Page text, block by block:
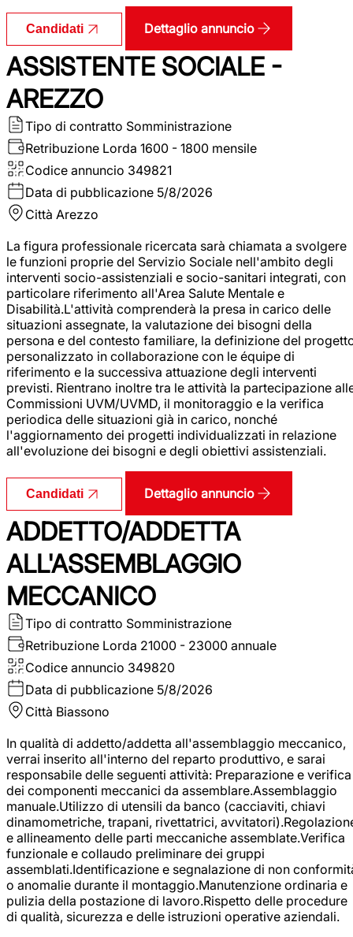
Candidati Dettaglio annuncio
ASSISTENTE SOCIALE -
AREZZO
Tipo di contratto Somministrazione
Retribuzione Lorda 1600 - 1800 mensile
Codice annuncio 349821
Data di pubblicazione 5/8/2026
Città Arezzo
La figura professionale ricercata sarà chiamata a svolgere
le funzioni proprie del Servizio Sociale nell'ambito degli
interventi socio-assistenziali e socio-sanitari integrati, con
particolare riferimento all'Area Salute Mentale e
Disabilità.L'attività comprenderà la presa in carico delle
situazioni assegnate, la valutazione dei bisogni della
persona e del contesto familiare, la definizione del
personalizzato in collaborazione con le équipe di
riferimento e la successiva attuazione degli interventi
previsti. Rientrano inoltre tra le attività la partecipazione
Commissioni UVM/UVMD, il monitoraggio e la verifica
periodica delle situazioni già in carico, nonché
l'aggiornamento dei progetti individualizzati in relazione
all'evoluzione dei bisogni e degli obiettivi assistenziali.
Candidati Dettaglio annuncio
ADDETTO/ADDETTA
ALL'ASSEMBLAGGIO
MECCANICO
Tipo di contratto Somministrazione
Retribuzione Lorda 21000 - 23000 annuale
Codice annuncio 349820
Data di pubblicazione 5/8/2026
Città Biassono
In qualità di addetto/addetta all'assemblaggio meccanico,
verrai inserito all'interno del reparto produttivo, e sarai
responsabile delle seguenti attività: Preparazione e verifica
dei componenti meccanici da assemblare.Assemblaggio
manuale.Utilizzo di utensili da banco (cacciaviti, chiavi
dinamometriche, trapani, rivettatrici,
e allineamento delle parti meccaniche assemblate.Verifica
funzionale e collaudo preliminare dei gruppi
assemblati.Identificazione e segnalazione di non
o anomalie durante il montaggio.Manutenzione ordinaria e
pulizia della postazione di lavoro.Rispetto delle procedure
di qualità, sicurezza e delle istruzioni operative aziendali.